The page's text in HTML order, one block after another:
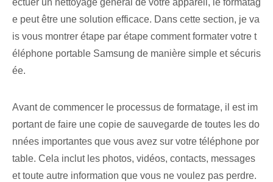
ectuer un nettoyage général de votre appareil, le formatag
e peut être une solution efficace. Dans cette section, je va
is vous montrer étape par étape comment formater votre t
éléphone portable Samsung de manière simple et sécuris
ée.
Avant de commencer le processus de formatage, il est im
portant de faire une copie de sauvegarde de toutes les do
nnées importantes que vous avez sur votre téléphone por
table. Cela inclut les photos, vidéos, contacts, messages
et toute autre information que vous ne voulez pas perdre.